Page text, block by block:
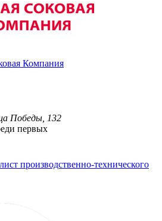
Компания
Победы, 132
первых
производственно-технического